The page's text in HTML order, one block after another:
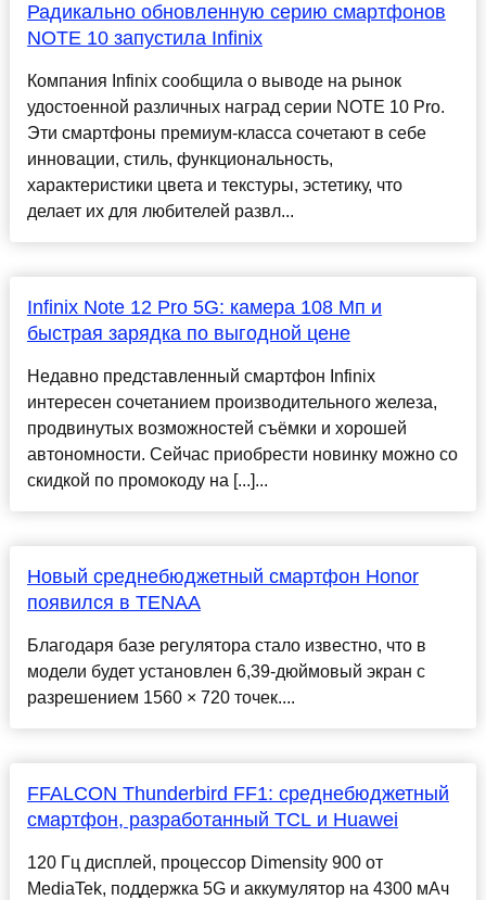
Радикально обновленную серию смартфонов
NOTE 10 запустила Infinix
Компания Infinix сообщила о выводе на рынок
удостоенной различных наград серии NOTE 10 Pro.
Эти смартфоны премиум-класса сочетают в себе
инновации, стиль, функциональность,
характеристики цвета и текстуры, эстетику, что
делает их для любителей развл...
Infinix Note 12 Pro 5G: камера 108 Мп и
быстрая зарядка по выгодной цене
Недавно представленный смартфон Infinix
интересен сочетанием производительного железа,
продвинутых возможностей съёмки и хорошей
автономности. Сейчас приобрести новинку можно со
скидкой по промокоду на [...]...
Новый среднебюджетный смартфон Honor
появился в TENAA
Благодаря базе регулятора стало известно, что в
модели будет установлен 6,39-дюймовый экран с
разрешением 1560 × 720 точек....
FFALCON Thunderbird FF1: среднебюджетный
смартфон, разработанный TCL и Huawei
120 Гц дисплей, процессор Dimensity 900 от
MediaTek, поддержка 5G и аккумулятор на 4300 мАч